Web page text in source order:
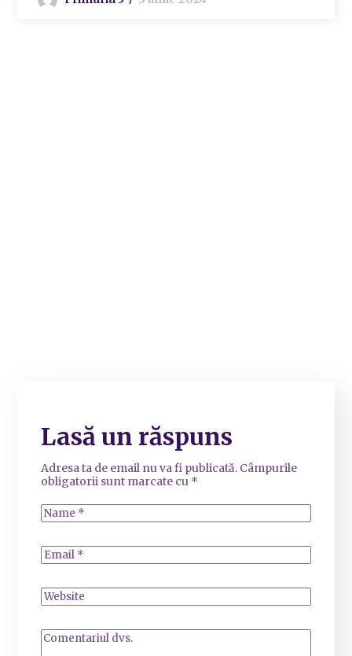
Lasă un răspuns
Adresa ta de email nu va fi publicată. Câmpurile
obligatorii sunt marcate cu *